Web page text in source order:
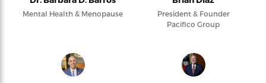
Mental Health & Menopause
President & Founder
Pacifico Group